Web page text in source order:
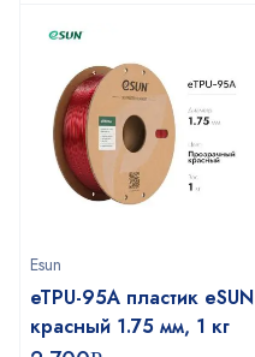
Esun
eTPU-95A пластик eSUN
красный 1.75 мм, 1 кг